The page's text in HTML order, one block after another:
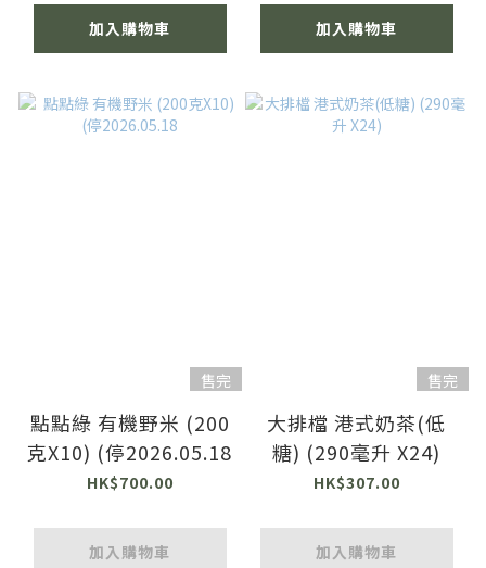
加入購物車 加入購物車
售完
點點綠 有機野米 (200
克X10) (停2026.05.18
HK$700.00
加入購物車
售完
大排檔 港式奶茶(低
糖) (290毫升 X24)
HK$307.00
加入購物車